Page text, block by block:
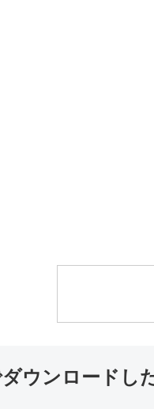
ウンロードし